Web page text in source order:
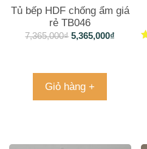
Tủ bếp HDF chống ẩm giá
rẻ TB046
7,365,000₫ 5,365,000₫
Giỏ hàng +